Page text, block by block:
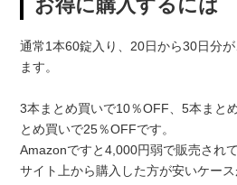
お得に購入するには
通常1本60錠入り、20日から30日分
ます。
3本まとめ買いで10％OFF、5本まと
とめ買いで25％OFFです。
Amazonですと4,000円弱で販売され
サイト上から購入した方が安いケース